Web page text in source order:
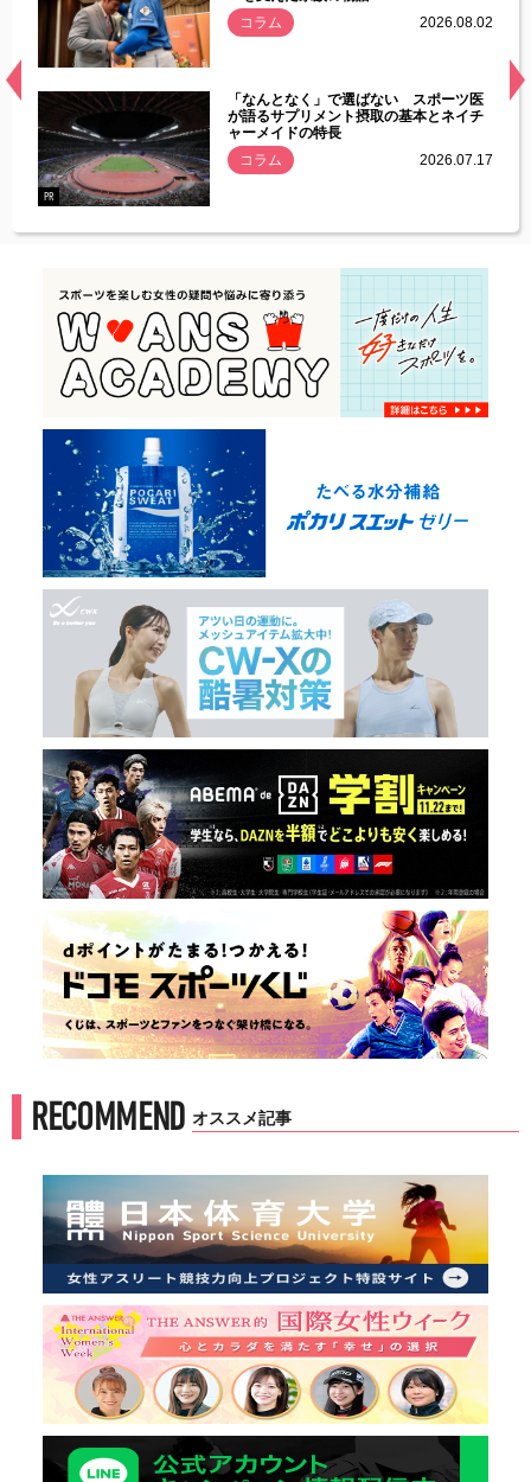
常
コラム
2026.08.02
PR
「なんとなく」で選ばない スポーツ医
が語るサプリメント摂取の基本とネイチ
ャーメイドの特長
コラム
2026.07.17
RECOMMEND オススメ記事